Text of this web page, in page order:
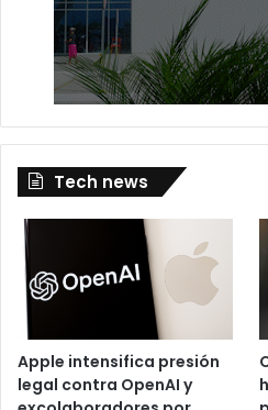
Tech news
Apple intensifica presión
legal contra OpenAI y